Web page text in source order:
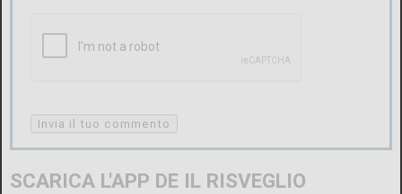
SCARICA L'APP DE IL RISVEGLIO